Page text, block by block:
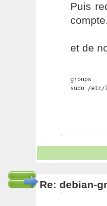
Puis
compte.
et de
groups
sudo /
Re: debian-